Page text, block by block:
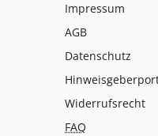
Impressum
AGB
Datenschutz
Widerrufsrecht
FAQ